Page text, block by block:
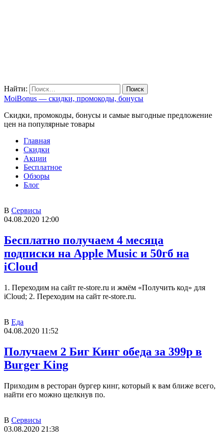
Найти:
MoiBonus — скидки, промокоды, бонусы
Скидки, промокоды, бонусы и самые выгодные предложение
цен на популярные товары
Главная
Скидки
Акции
Бесплатное
Обзоры
Блог
В Сервисы
04.08.2020 12:00
Бесплатно получаем 4 месяца
подписки на Apple Music и 50гб на
iCloud
1. Переходим на сайт re-store.ru и жмём «Получить код» для
iCloud; 2. Переходим на сайт re-store.ru.
В Еда
04.08.2020 11:52
Получаем 2 Биг Кинг обеда за 399р в
Burger King
Приходим в ресторан бургер кинг, который к вам ближе всего,
найти его можно щелкнув по.
В Сервисы
03.08.2020 21:38